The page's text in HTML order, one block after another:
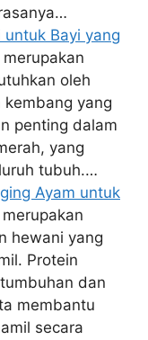
Bayi yang
oleh
yang
penting dalam
yang
tubuh.…
Ayam untuk
hewani yang
Protein
dan
membantu
secara